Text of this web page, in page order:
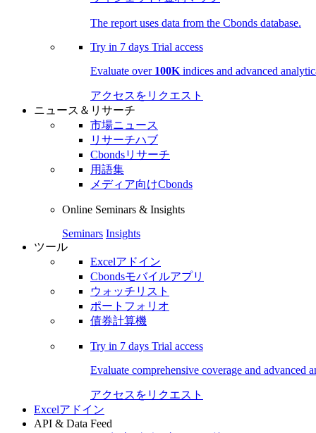
The report uses data from the Cbonds database.
Try in 7 days Trial access
Evaluate over 100K indices and advanced
アクセスをリクエスト
ニュース＆リサーチ
市場ニュース
リサーチハブ
Cbondsリサーチ
用語集
メディア向けCbonds
Online Seminars & Insights
Seminars Insights
ツール
Excelアドイン
Cbondsモバイルアプリ
ウォッチリスト
ポートフォリオ
債券計算機
Try in 7 days Trial access
Evaluate comprehensive coverage and advanced
アクセスをリクエスト
Excelアドイン
API & Data Feed